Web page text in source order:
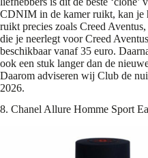
CDNIM in de kamer ruikt, kan je
ruikt precies zoals Creed
die je neerlegt voor Creed
beschikbaar vanaf 35 euro.
ook een stuk langer dan de
Daarom adviseren wij Club de
2026.
8. Chanel Allure Homme Sport